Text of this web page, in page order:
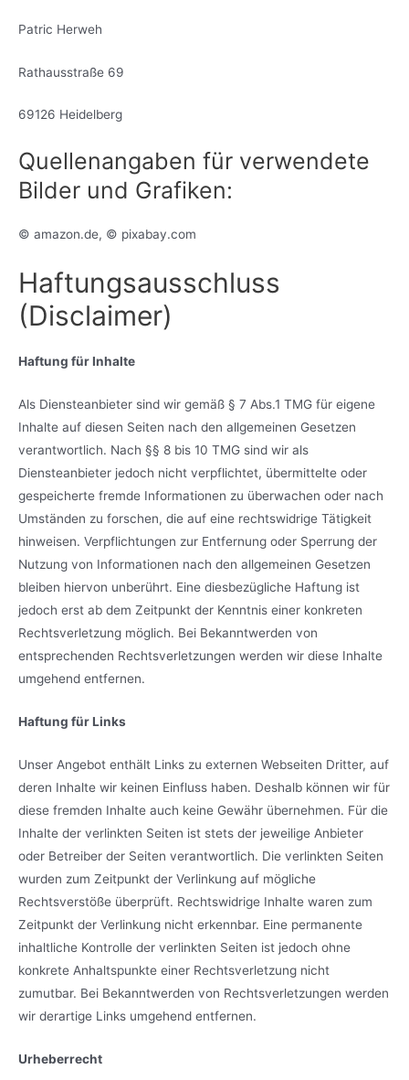
Patric Herweh
Rathausstraße 69
69126 Heidelberg
Quellenangaben für verwendete
Bilder und Grafiken:
© amazon.de, © pixabay.com
Haftungsausschluss
(Disclaimer)
Haftung für Inhalte
Als Diensteanbieter sind wir gemäß § 7 Abs.1 TMG für eigene
Inhalte auf diesen Seiten nach den allgemeinen Gesetzen
verantwortlich. Nach §§ 8 bis 10 TMG sind wir als
Diensteanbieter jedoch nicht verpflichtet, übermittelte oder
gespeicherte fremde Informationen zu überwachen oder nach
Umständen zu forschen, die auf eine rechtswidrige Tätigkeit
hinweisen. Verpflichtungen zur Entfernung oder Sperrung der
Nutzung von Informationen nach den allgemeinen Gesetzen
bleiben hiervon unberührt. Eine diesbezügliche Haftung ist
jedoch erst ab dem Zeitpunkt der Kenntnis einer konkreten
Rechtsverletzung möglich. Bei Bekanntwerden von
entsprechenden Rechtsverletzungen werden wir diese Inhalte
umgehend entfernen.
Haftung für Links
Unser Angebot enthält Links zu externen Webseiten Dritter, auf
deren Inhalte wir keinen Einfluss haben. Deshalb können wir für
diese fremden Inhalte auch keine Gewähr übernehmen. Für die
Inhalte der verlinkten Seiten ist stets der jeweilige Anbieter
oder Betreiber der Seiten verantwortlich. Die verlinkten Seiten
wurden zum Zeitpunkt der Verlinkung auf mögliche
Rechtsverstöße überprüft. Rechtswidrige Inhalte waren zum
Zeitpunkt der Verlinkung nicht erkennbar. Eine permanente
inhaltliche Kontrolle der verlinkten Seiten ist jedoch ohne
konkrete Anhaltspunkte einer Rechtsverletzung nicht
zumutbar. Bei Bekanntwerden von Rechtsverletzungen werden
wir derartige Links umgehend entfernen.
Urheberrecht